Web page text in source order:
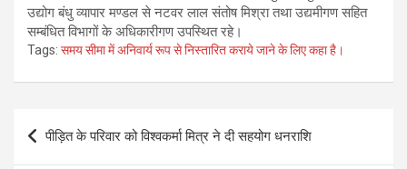
उद्योग बंधु व्यापार मण्डल से नटवर लाल संतोष मिश्रा तथा उद्यमीगण सहित
सम्बंधित विभागों के अधिकारीगण उपस्थित रहे।
Tags: समय सीमा में अनिवार्य रूप से निस्तारित कराये जाने के लिए कहा है।
Post
navigation
पीड़ित के परिवार को विश्वकर्मा मित्र ने दी सहयोग धनराशि